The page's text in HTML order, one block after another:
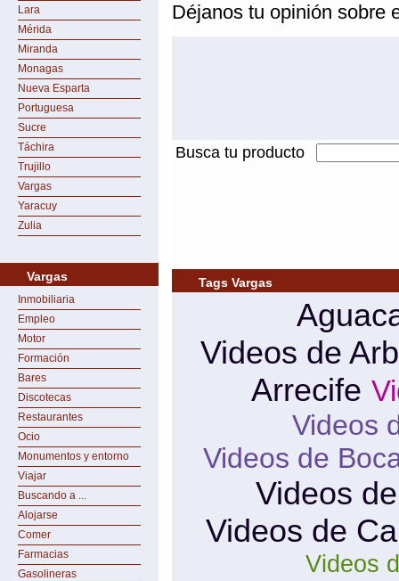
Lara
Mérida
Miranda
Monagas
Nueva Esparta
Portuguesa
Sucre
Táchira
Trujillo
Vargas
Yaracuy
Zulia
Vargas
Inmobiliaria
Empleo
Motor
Formación
Bares
Discotecas
Restaurantes
Ocio
Monumentos y entorno
Viajar
Buscando a ...
Alojarse
Comer
Farmacias
Gasolineras
Déjanos tu opinión sobre
Busca tu producto
Tags Vargas
Videos de
Arrecife
Videos
Videos de
Videos
Videos de
Videos